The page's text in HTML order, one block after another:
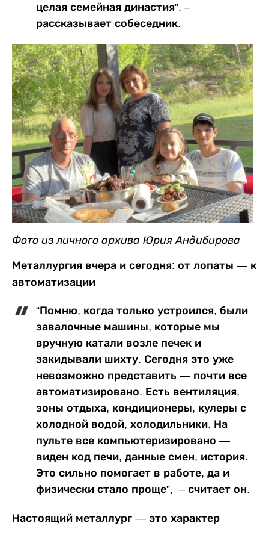
целая семейная династия”, –
рассказывает собеседник.
Фото из личного архива Юрия Андибирова
Металлургия вчера и сегодня: от лопаты — к
автоматизации
“Помню, когда только устроился, были
завалочные машины, которые мы
вручную катали возле печек и
закидывали шихту. Сегодня это уже
невозможно представить — почти все
автоматизировано. Есть вентиляция,
зоны отдыха, кондиционеры, кулеры с
холодной водой, холодильники. На
пульте все компьютеризировано —
виден код печи, данные смен, история.
Это сильно помогает в работе, да и
физически стало проще”, – считает он.
Настоящий металлург — это характер